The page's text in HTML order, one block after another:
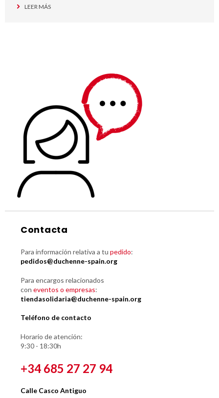
LEER MÁS
Contacta
Para información relativa a tu pedido:
pedidos@duchenne-spain.org
Para encargos relacionados
con eventos o empresas:
tiendasolidaria@duchenne-spain.org
Teléfono de contacto
Horario de atención:
9:30 - 18:30h
+34 685 27 27 94
Calle Casco Antiguo